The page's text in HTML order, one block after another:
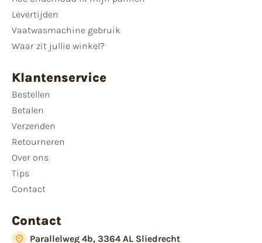
Levertijden
Vaatwasmachine gebruik
Waar zit jullie winkel?
Klantenservice
Bestellen
Betalen
Verzenden
Retourneren
Over ons
Tips
Contact
Contact
Parallelweg 4b, 3364 AL Sliedrecht